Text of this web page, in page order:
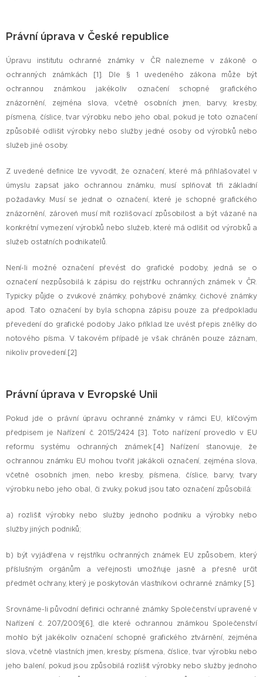
Právní úprava v České republice
Úpravu institutu ochranné známky v ČR nalezneme v zákoně o
ochranných známkách [1]. Dle § 1 uvedeného zákona může být
ochrannou známkou jakékoliv označení schopné grafického
znázornění, zejména slova, včetně osobních jmen, barvy, kresby,
písmena, číslice, tvar výrobku nebo jeho obal, pokud je toto označení
způsobilé odlišit výrobky nebo služby jedné osoby od výrobků nebo
služeb jiné osoby.
Z uvedené definice lze vyvodit, že označení, které má přihlašovatel v
úmyslu zapsat jako ochrannou známku, musí splňovat tři základní
požadavky. Musí se jednat o označení, které je schopné grafického
znázornění, zároveň musí mít rozlišovací způsobilost a být vázané na
konkrétní vymezení výrobků nebo služeb, které má odlišit od výrobků a
služeb ostatních podnikatelů.
Není-li možné označení převést do grafické podoby, jedná se o
označení nezpůsobilá k zápisu do rejstříku ochranných známek v ČR.
Typicky půjde o zvukové známky, pohybové známky, čichové známky
apod. Tato označení by byla schopna zápisu pouze za předpokladu
převedení do grafické podoby. Jako příklad lze uvést přepis znělky do
notového písma. V takovém případě je však chráněn pouze záznam,
nikoliv provedení.[2]
Právní úprava v Evropské Unii
Pokud jde o právní úpravu ochranné známky v rámci EU, klíčovým
předpisem je Nařízení č. 2015/2424 [3]. Toto nařízení provedlo v EU
reformu systému ochranných známek.[4] Nařízení stanovuje, že
ochrannou známku EU mohou tvořit jakákoli označení, zejména slova,
včetně osobních jmen, nebo kresby, písmena, číslice, barvy, tvary
výrobku nebo jeho obal, či zvuky, pokud jsou tato označení způsobilá:
a) rozlišit výrobky nebo služby jednoho podniku a výrobky nebo
služby jiných podniků;
b) být vyjádřena v rejstříku ochranných známek EU způsobem, který
příslušným orgánům a veřejnosti umožňuje jasně a přesně určit
předmět ochrany, který je poskytován vlastníkovi ochranné známky [5].
Srovnáme-li původní definici ochranné známky Společenství upravené v
Nařízení č. 207/2009[6], dle které ochrannou známkou Společenství
mohlo být jakékoliv označení schopné grafického ztvárnění, zejména
slova, včetně vlastních jmen, kresby, písmena, číslice, tvar výrobku nebo
jeho balení, pokud jsou způsobilá rozlišit výrobky nebo služby jednoho